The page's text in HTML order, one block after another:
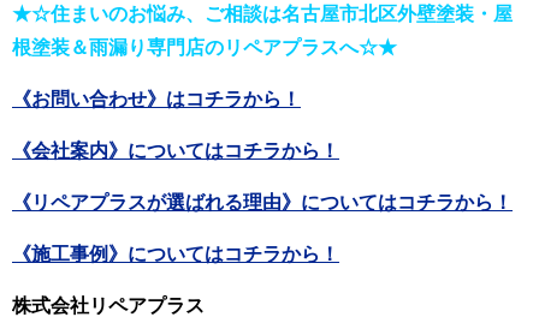
★☆住まいのお悩み、ご相談は名古屋市北区外壁塗装・屋
根塗装＆雨漏り専門店のリペアプラスへ☆★
《お問い合わせ》はコチラから！
《会社案内》についてはコチラから！
《リペアプラスが選ばれる理由》についてはコチラから！
《施工事例》についてはコチラから！
株式会社リペアプラス